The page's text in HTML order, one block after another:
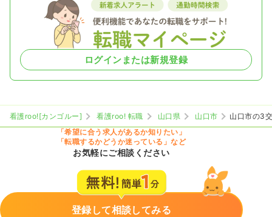
ログインまたは新規登録
看護roo![カンゴルー] 看護roo! 転職 山口県 山口市
山口市の3
「希望に合う求人があるか知りたい」
「転職するかどうか迷っている」など
お気軽にご相談ください
登録して相談してみる